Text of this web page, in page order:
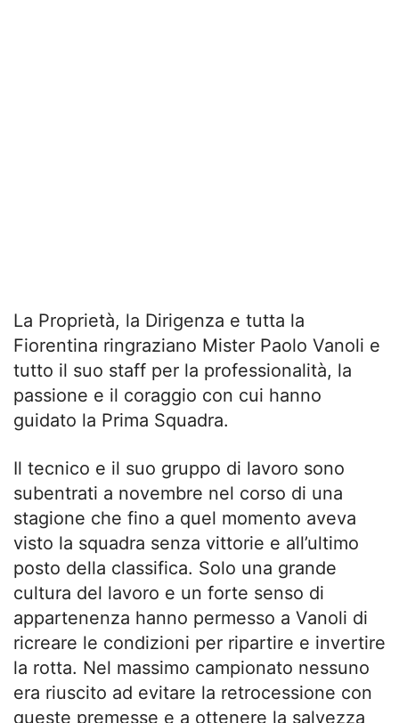
La Proprietà, la Dirigenza e tutta la
Fiorentina ringraziano Mister Paolo Vanoli e
tutto il suo staff per la professionalità, la
passione e il coraggio con cui hanno
guidato la Prima Squadra.
Il tecnico e il suo gruppo di lavoro sono
subentrati a novembre nel corso di una
stagione che fino a quel momento aveva
visto la squadra senza vittorie e all’ultimo
posto della classifica. Solo una grande
cultura del lavoro e un forte senso di
appartenenza hanno permesso a Vanoli di
ricreare le condizioni per ripartire e invertire
la rotta. Nel massimo campionato nessuno
era riuscito ad evitare la retrocessione con
queste premesse e a ottenere la salvezza